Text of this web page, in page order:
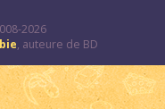
2026
, auteure de BD